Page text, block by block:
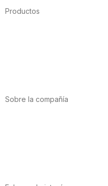
Productos
Sobre la compañía